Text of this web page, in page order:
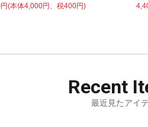
(本体4,000円、税400円)
Recent
最近見たアイ